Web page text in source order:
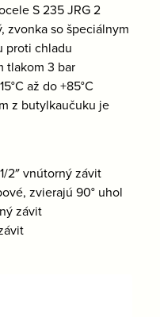
S 235 JRG 2
zvonka so špeciálnym
proti chladu
tlakom 3 bar
až do +85°C
z butylkaučuku je
2″ vnútorný závit
zvierajú 90° uhol
závit